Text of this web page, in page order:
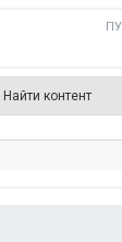
Найти контент